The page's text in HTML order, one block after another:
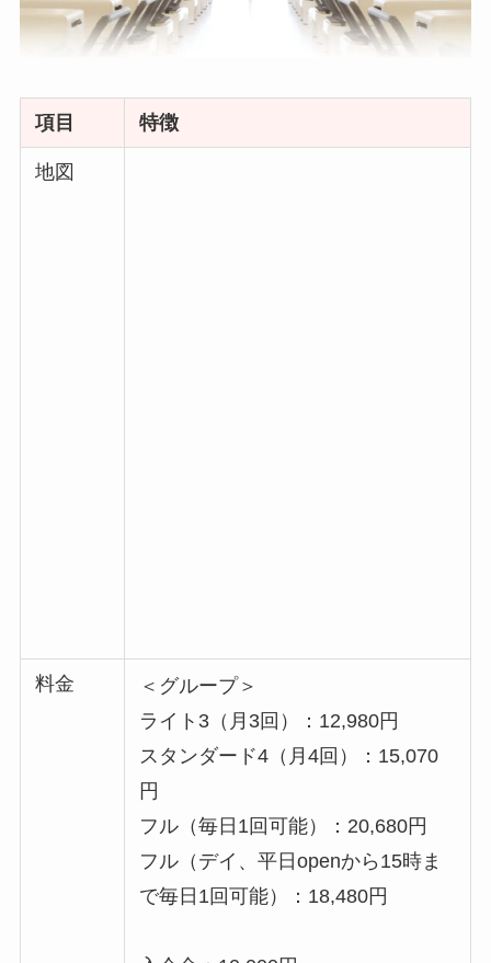
項目 特徴
地図
料金
＜グループ＞
ライト3（月3回）：12,980円
スタンダード4（月4回）：15,070
円
フル（毎日1回可能）：20,680円
フル（デイ、平日openから15時ま
で毎日1回可能）：18,480円